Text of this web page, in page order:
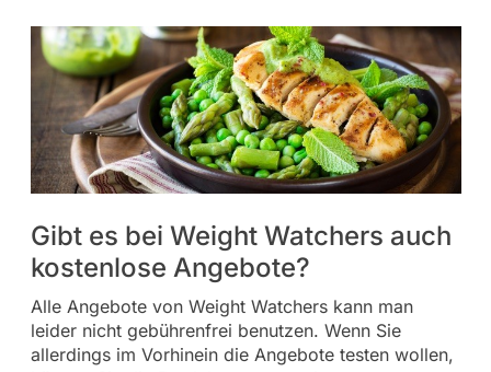
Gibt es bei Weight Watchers auch
kostenlose Angebote?
Alle Angebote von Weight Watchers kann man
leider nicht gebührenfrei benutzen. Wenn Sie
allerdings im Vorhinein die Angebote testen wollen,